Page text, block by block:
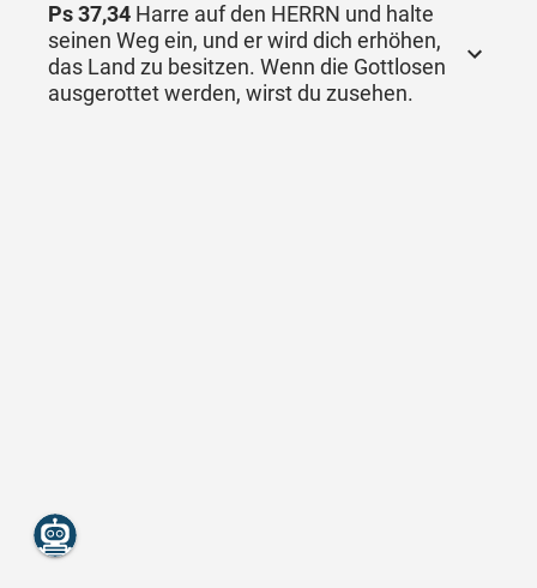
Ps 37,34 Harre auf den HERRN und halte
seinen Weg ein, und er wird dich erhöhen,
das Land zu besitzen. Wenn die Gottlosen
ausgerottet werden, wirst du zusehen.